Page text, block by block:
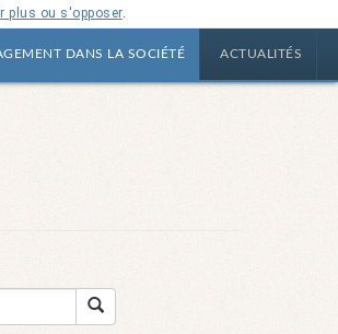
plus ou s'opposer.
DANS LA SOCIÉTÉ ACTUALITÉS